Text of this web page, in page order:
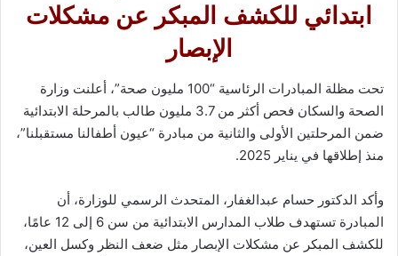
ابتدائي للكشف المبكر عن مشكلات
الإبصار
تحت مظلة المبادرات الرئاسية “100 مليون صحة”، أعلنت وزارة
الصحة والسكان فحص أكثر من 3.7 مليون طالب بالمرحلة الابتدائية
ضمن المرحلتين الأولى والثانية من مبادرة “عيون أطفالنا مستقبلنا”،
منذ إطلاقها في يناير 2025.
وأكد الدكتور حسام عبدالغفار، المتحدث الرسمي للوزارة، أن
المبادرة تستهدف طلاب المدارس الابتدائية من سن 6 إلى 12 عامًا،
للكشف المبكر عن مشكلات الإبصار مثل ضعف النظر وكسل العين،